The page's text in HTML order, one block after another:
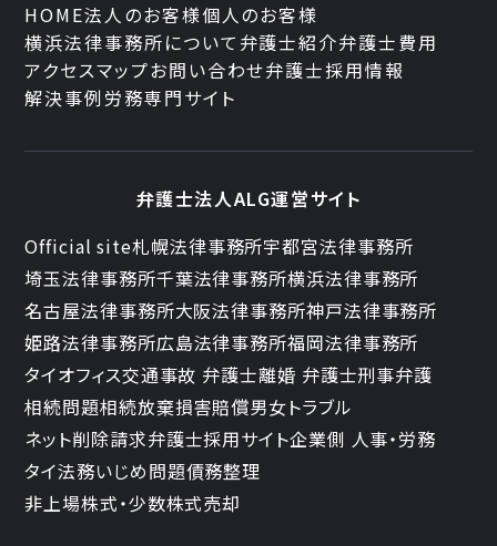
HOME法人のお客様個人のお客様
横浜法律事務所について 弁護士紹介弁護士費用
アクセスマップお問い合わせ弁護士採用情報
解決事例労務専門サイト
弁護士法人ALG運営サイト
Official site札幌法律事務所宇都宮法律事務所
埼玉法律事務所千葉法律事務所横浜法律事務所
名古屋法律事務所大阪法律事務所神戸法律事務所
姫路法律事務所広島法律事務所福岡法律事務所
タイオフィス交通事故 弁護士離婚 弁護士刑事弁護
相続問題相続放棄損害賠償男女トラブル
ネット削除請求弁護士採用サイト企業側 人事・労務
タイ法務いじめ問題債務整理
非上場株式・少数株式売却